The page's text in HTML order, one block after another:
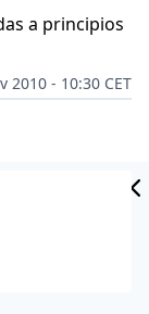
a principios
2010 - 10:30 CET